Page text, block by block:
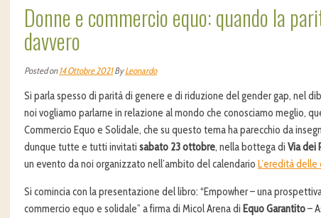
Donne e commercio equo: quando la
davvero
Posted on 14 Ottobre 2021ByLeonardo
Si parla spesso di parità di genere e di riduzione del gender gap, nel
noi vogliamo parlarne in relazione al mondo che conosciamo meglio,
Commercio Equo e Solidale, che su questo tema ha parecchio da
dunque tutte e tutti invitati sabato 23 ottobre, nella bottega di Via dei
un evento da noi organizzato nell’ambito del calendario L’eredità delle
Si comincia con la presentazione del libro: “Empowher – una
commercio equo e solidale” a firma di Micol Arena di Equo Garantito–